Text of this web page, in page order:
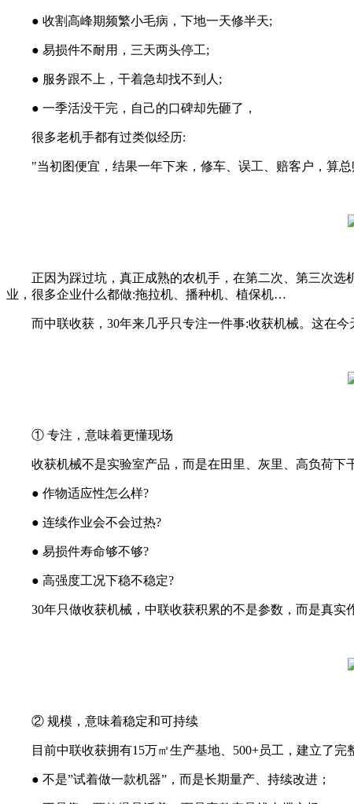
● 收割高峰期频繁小毛病，下地一天修半天;
● 易损件不耐用，三天两头停工;
● 服务跟不上，干着急却找不到人;
● 一季活没干完，自己的口碑却先砸了，
很多老机手都有过类似经历:
"当初图便宜，结果一年下来，修车、误工、赔客户，算
正因为踩过坑，真正成熟的农机手，在第二次、第三次
业，很多企业什么都做:拖拉机、播种机、植保机…
而中联收获，30年来几乎只专注一件事:收获机械。这在今
① 专注，意味着更懂现场
收获机械不是实验室产品，而是在田里、灰里、高负荷下
● 作物适应性怎么样?
● 连续作业会不会过热?
● 易损件寿命够不够?
● 高强度工况下稳不稳定?
30年只做收获机械，中联收获积累的不是参数，而是真实
② 规模，意味着稳定和可持续
目前中联收获拥有15万㎡生产基地、500+员工，建立了
● 不是”试着做一款机器”，而是长期量产、持续改进；